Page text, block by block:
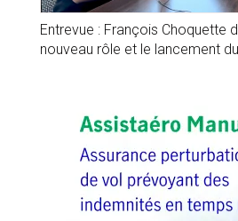
Entrevue : François Choquette
nouveau rôle et le lancement